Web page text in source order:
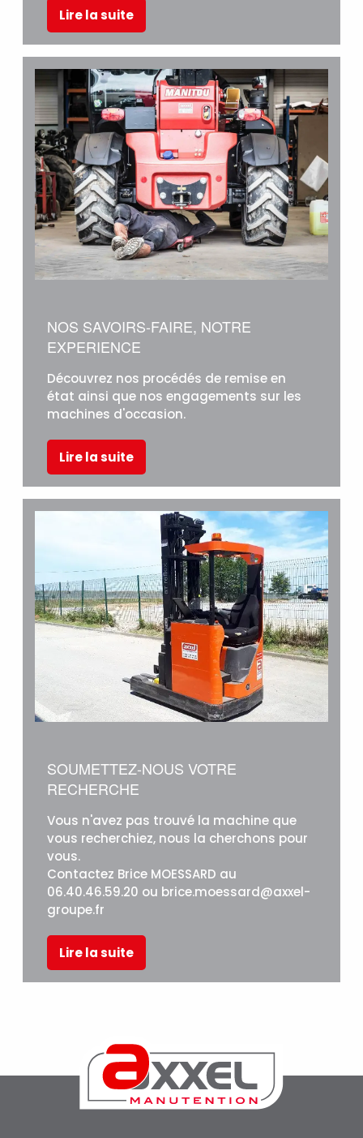
Lire la suite
NOS SAVOIRS-FAIRE, NOTRE
EXPERIENCE
Découvrez nos procédés de remise en
état ainsi que nos engagements sur les
machines d'occasion.
Lire la suite
SOUMETTEZ-NOUS VOTRE
RECHERCHE
Vous n'avez pas trouvé la machine que
vous recherchiez, nous la cherchons pour
vous.
Contactez Brice MOESSARD au
06.40.46.59.20 ou brice.moessard@axxel-
groupe.fr
Lire la suite